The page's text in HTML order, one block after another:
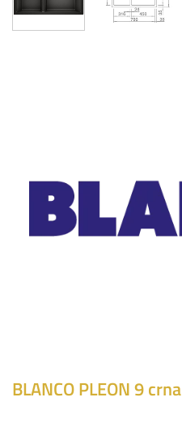
BLANCO PLEON 9 crna